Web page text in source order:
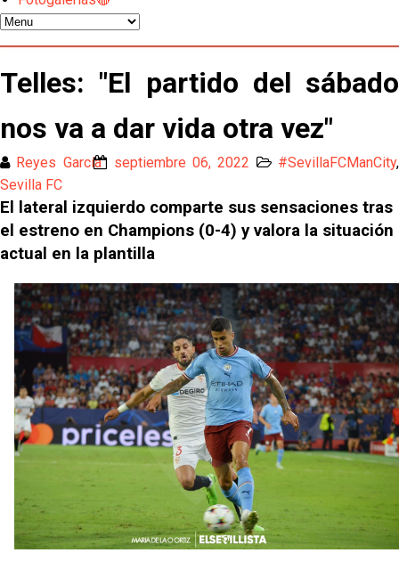
Kochorashvili, seria opción para reforzar el centro
del campo sevillista
Sow muy cerca de cerrar su traspaso al Genoa
Oso es el siguiente en la lista para salir
El Sevilla FC oficializa la cesión de Rafa Mir al Aris
de Salónica
Juanlu se marcha traspasado al Bournemouth
Emery quiere pescar en el Atleti , el Villareal ya
tiene nuevo portero y el Getafe mueve ficha... Las
últimas novedades del mercado de La Liga
Vargas y Sow se incorporan al grupo en la sesión
del martes
Odysseas Vlachodimos: “El objetivo es mejorar la
temporada pasada”
El Sevilla FC empieza a inscribir a los nuevos
Opinión | "Carta abierta a Alberto Flores" por Rafa
García
Telles: "El partido del sábado
nos va a dar vida otra vez"
Reyes García septiembre 06, 2022 #SevillaFCManCity,
Sevilla FC
El lateral izquierdo comparte sus sensaciones tras
el estreno en Champions (0-4) y valora la situación
actual en la plantilla